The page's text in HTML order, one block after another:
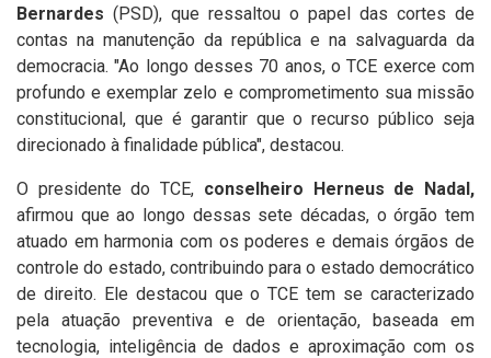
Bernardes (PSD), que ressaltou o papel das cortes de
contas na manutenção da república e na salvaguarda da
democracia. "Ao longo desses 70 anos, o TCE exerce com
profundo e exemplar zelo e comprometimento sua missão
constitucional, que é garantir que o recurso público seja
direcionado à finalidade pública", destacou.
O presidente do TCE, conselheiro Herneus de Nadal,
afirmou que ao longo dessas sete décadas, o órgão tem
atuado em harmonia com os poderes e demais órgãos de
controle do estado, contribuindo para o estado democrático
de direito. Ele destacou que o TCE tem se caracterizado
pela atuação preventiva e de orientação, baseada em
tecnologia, inteligência de dados e aproximação com os